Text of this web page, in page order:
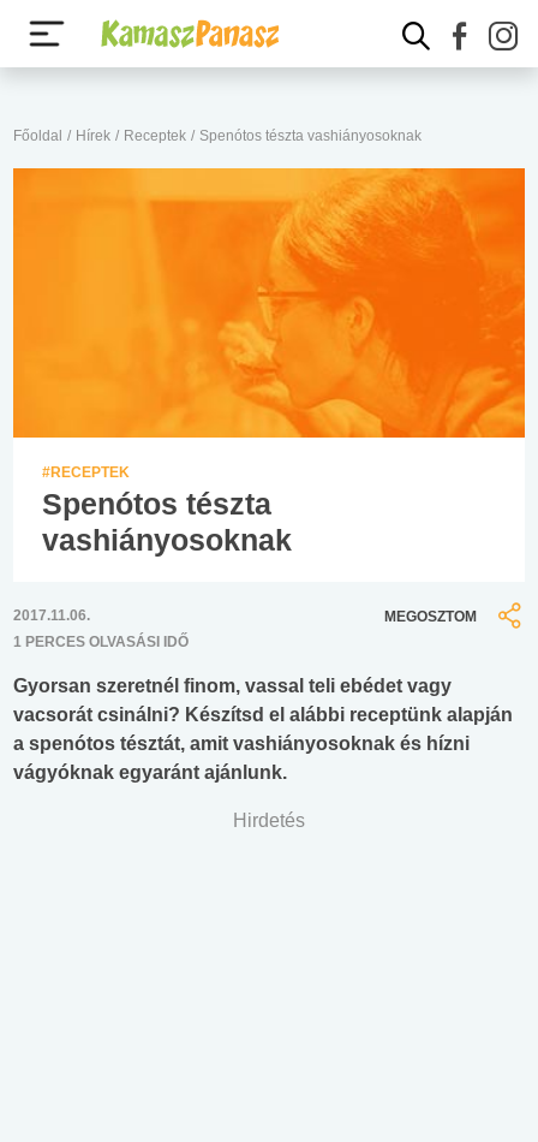
Főoldal / Hírek / Receptek / Spenótos tészta vashiányosoknak
#RECEPTEK
Spenótos tészta
vashiányosoknak
2017.11.06.
1 PERCES OLVASÁSI IDŐ
MEGOSZTOM
Gyorsan szeretnél finom, vassal teli ebédet vagy
vacsorát csinálni? Készítsd el alábbi receptünk alapján
a spenótos tésztát, amit vashiányosoknak és hízni
vágyóknak egyaránt ajánlunk.
Hirdetés